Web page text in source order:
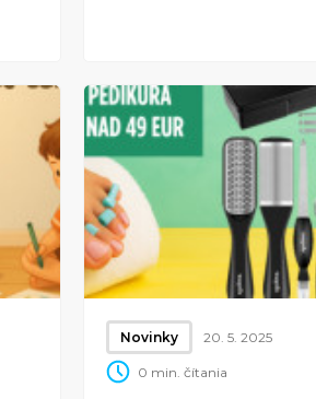
Novinky 20. 5. 2025
0 min. čítania